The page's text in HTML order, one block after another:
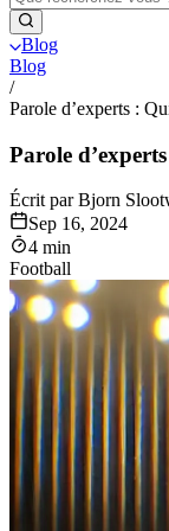
Blog
Blog
/
Parole d’experts :
Parole
Écrit par Bjorn
Sep 16, 2024
4 min
Football